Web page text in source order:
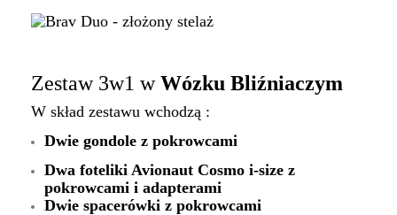
Zestaw 3w1 wWózku Bliźniaczym
W skład zestawu wchodzą :
Dwie gondole z pokrowcami
Dwa foteliki Avionaut Cosmo i-size z
pokrowcami i adapterami
Dwie spacerówki z pokrowcami